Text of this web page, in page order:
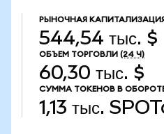
РЫНОЧНАЯ
544,54 тыс. $
ОБЪЕМ ТОРГОВЛИ (24 Ч)
60,30 тыс. $
СУММА ТОКЕНОВ В
1,13 тыс.